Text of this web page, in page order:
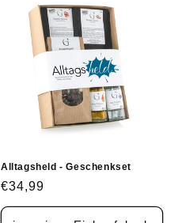
Alltagsheld - Geschenkset
Normaler
Preis
€34,99